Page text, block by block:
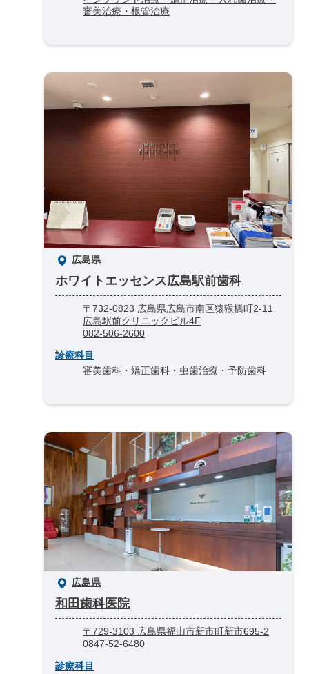
審美治療・根管治療
広島県
ホワイトエッセンス広島駅前歯科
〒732-0823 広島県広島市南区猿猴橋町2-11
広島駅前クリニックビル4F
082-506-2600
診療科目
審美歯科・矯正歯科・虫歯治療・予防歯科
広島県
和田歯科医院
〒729-3103 広島県福山市新市町新市695-2
0847-52-6480
診療科目